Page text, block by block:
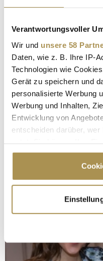
Verantwortungsvoller
Wir und unsere 58
Daten, wie z. B. Ihre IP-
Technologien wie
Gerät zu speichern und
personalisierte Werbung
Werbung und Inhalten,
Entwicklung von
entscheiden darüber,
Cookie-Erklärung oder
Trigger Symbol ändern
Informationen
erfassen, welche bis
bestimmten